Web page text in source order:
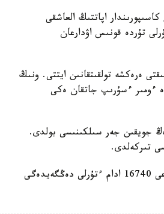
اپاتتىڭ العاشقى
تۇردە قونىس اۋدارعان
ەرەكشە تولقىتقانىن ايتتى. ونىڭ
ءومىر ءسۇرىپ جاتقان ەكى
جىلدان استام ۋاقىتتاعى ەڭ جويقىن جەر سىلكىنىسى بولدى.
قازىرگى مالىمەت بويىنشا، تابيعي اپات سالدارىنان 3342 ادام قازا تاۋىپ، تاعى 16740 ادام ءتۇرلى دەڭگەيدەگى